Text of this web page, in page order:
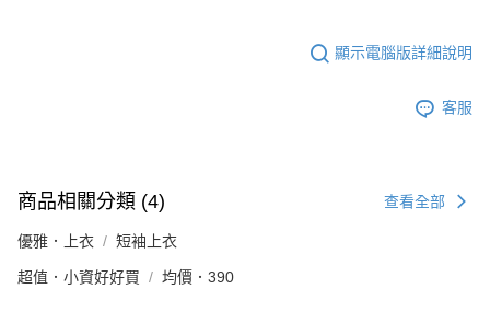
顯示電腦版詳細說明
客服
商品相關分類 (4) 查看全部
優雅．上衣 短袖上衣
超值．小資好好買 均價．390